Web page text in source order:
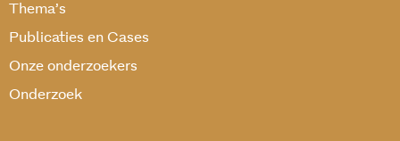
Thema’s
Publicaties en Cases
Onze onderzoekers
Onderzoek